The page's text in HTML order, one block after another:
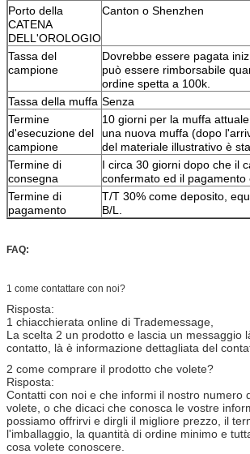
Porto della
CATENA
DELL'OROLOGIO
Canton o Shenzhen
Tassa del
campione
Dovrebbe essere pagata
può essere rimborsabile
ordine spetta a 100k.
Tassa della muffa Senza
Termine
d'esecuzione del
campione
10 giorni per la muffa
una nuova muffa (dopo
del materiale illustrativo è
Termine di
consegna
I circa 30 giorni dopo che il
confermato ed il pagamento
Termine di
pagamento
T/T 30% come deposito,
B/L.
FAQ:
1 come contattare con noi?
Risposta:
1 chiacchierata online di Trademessage,
La scelta 2 un prodotto e lascia un messaggio
contatto, là è informazione dettagliata del
2 come comprare il prodotto che volete?
Risposta:
Contatti con noi e che informi il nostro numero
volete, o che dicaci che conosca le vostre
possiamo offrirvi e dirgli il migliore prezzo, il
l'imballaggio, la quantità di ordine minimo e
cosa volete conoscere.